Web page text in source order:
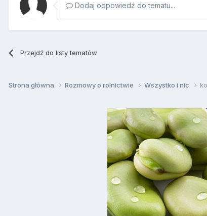
Dodaj odpowiedź do tematu...
Przejdź do listy tematów
Strona główna Rozmowy o rolnictwie Wszystko i nic